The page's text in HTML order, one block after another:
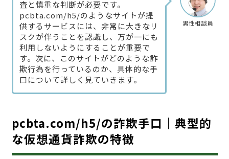
男性相談員
査と慎重な判断が必要です。
pcbta.com/h5/のようなサイトが提
供するサービスには、非常に大きなリ
スクが伴うことを認識し、万が一にも
利用しないようにすることが重要で
す。次に、このサイトがどのような詐
欺行為を行っているのか、具体的な手
口について詳しく見ていきます。
pcbta.com/h5/の詐欺手口｜典型的
な仮想通貨詐欺の特徴